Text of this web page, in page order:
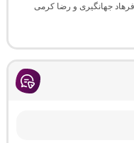
جهانگیری و رضا کرمی